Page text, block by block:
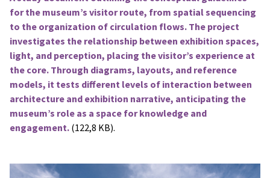
for the museum’s visitor route, from spatial sequencing
to the organization of circulation flows. The project
investigates the relationship between exhibition spaces,
light, and perception, placing the visitor’s experience at
the core. Through diagrams, layouts, and reference
models, it tests different levels of interaction between
architecture and exhibition narrative, anticipating the
museum’s role as a space for knowledge and
engagement. (122,8 KB).